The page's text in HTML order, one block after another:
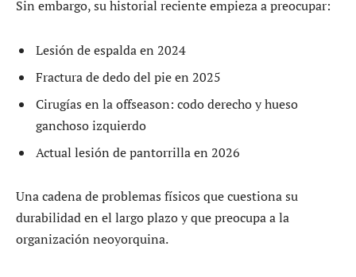
Sin embargo, su historial reciente empieza a preocupar:
Lesión de espalda en 2024
Fractura de dedo del pie en 2025
Cirugías en la offseason: codo derecho y hueso
ganchoso izquierdo
Actual lesión de pantorrilla en 2026
Una cadena de problemas físicos que cuestiona su
durabilidad en el largo plazo y que preocupa a la
organización neoyorquina.